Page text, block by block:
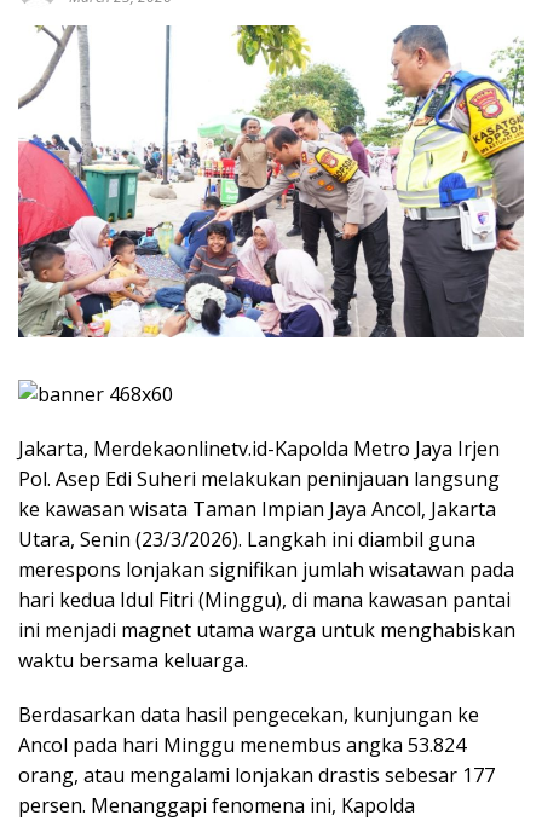
Jakarta, Merdekaonlinetv.id-Kapolda Metro Jaya Irjen
Pol. Asep Edi Suheri melakukan peninjauan langsung
ke kawasan wisata Taman Impian Jaya Ancol, Jakarta
Utara, Senin (23/3/2026). Langkah ini diambil guna
merespons lonjakan signifikan jumlah wisatawan pada
hari kedua Idul Fitri (Minggu), di mana kawasan pantai
ini menjadi magnet utama warga untuk menghabiskan
waktu bersama keluarga.
Berdasarkan data hasil pengecekan, kunjungan ke
Ancol pada hari Minggu menembus angka 53.824
orang, atau mengalami lonjakan drastis sebesar 177
persen. Menanggapi fenomena ini, Kapolda